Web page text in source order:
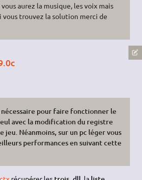
aurez la musique, les voix mais
vous trouvez la solution merci de
pour faire fonctionner le
avec la modification du registre
Néanmoins, sur un pc léger vous
performances en suivant cette